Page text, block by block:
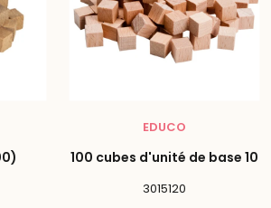
EDUCO
100 cubes d'unité de base 10
3015120